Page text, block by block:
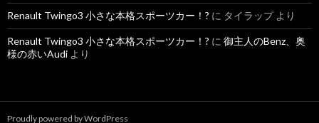
Renault Twingo3 小さな本格スポーツカー！? に タイラップより
Renault Twingo3 小さな本格スポーツカー！? に 御主人のBenz、奥
様の赤いAudi より
Proudly powered by WordPress